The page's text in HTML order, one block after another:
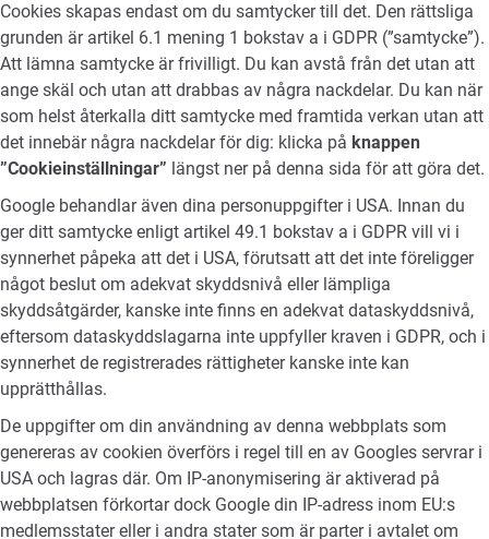
Cookies skapas endast om du samtycker till det. Den rättsliga
grunden är artikel 6.1 mening 1 bokstav a i GDPR (”samtycke”).
Att lämna samtycke är frivilligt. Du kan avstå från det utan att
ange skäl och utan att drabbas av några nackdelar. Du kan när
som helst återkalla ditt samtycke med framtida verkan utan att
det innebär några nackdelar för dig: klicka på knappen
”Cookieinställningar” längst ner på denna sida för att göra det.
Google behandlar även dina personuppgifter i USA. Innan du
ger ditt samtycke enligt artikel 49.1 bokstav a i GDPR vill vi i
synnerhet påpeka att det i USA, förutsatt att det inte föreligger
något beslut om adekvat skyddsnivå eller lämpliga
skyddsåtgärder, kanske inte finns en adekvat dataskyddsnivå,
eftersom dataskyddslagarna inte uppfyller kraven i GDPR, och i
synnerhet de registrerades rättigheter kanske inte kan
upprätthållas.
De uppgifter om din användning av denna webbplats som
genereras av cookien överförs i regel till en av Googles servrar i
USA och lagras där. Om IP-anonymisering är aktiverad på
webbplatsen förkortar dock Google din IP-adress inom EU:s
medlemsstater eller i andra stater som är parter i avtalet om